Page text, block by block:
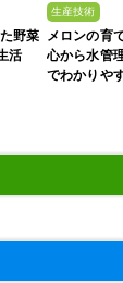
野菜
活
生産技術
メロンの育
心から水管
でわかりや